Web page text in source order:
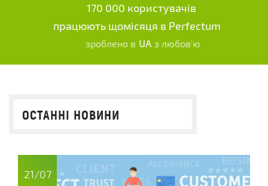
170 000 користувачів
працюють щомісяця в Perfectum
зроблено в UA з любов'ю
ОСТАННІ НОВИНИ
21/07